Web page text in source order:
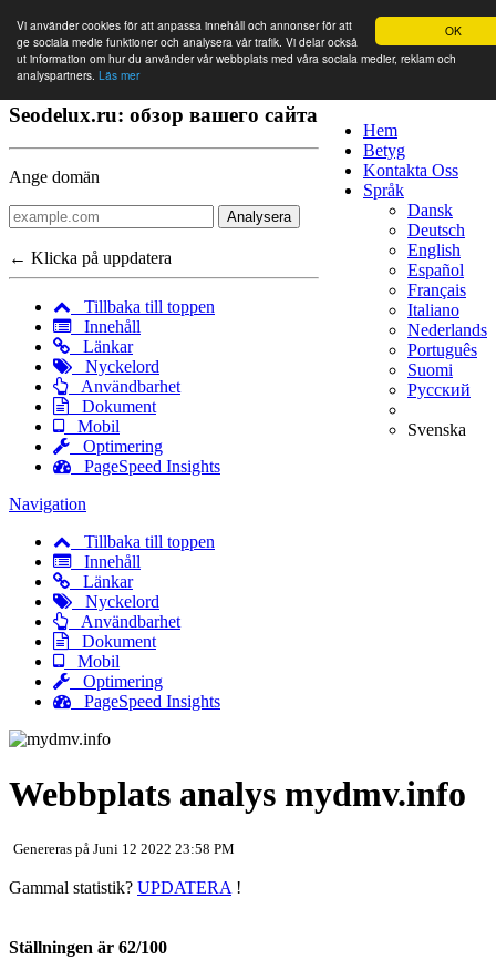
OK
Vi använder cookies för att anpassa innehåll och annonser för att
ge sociala medie funktioner och analysera vår trafik. Vi delar också
ut information om hur du använder vår webbplats med våra sociala medier, reklam och
analyspartners. Läs mer
Hem
Betyg
Kontakta Oss
Språk
Dansk
Deutsch
English
Español
Français
Italiano
Nederlands
Português
Suomi
Русский
Svenska
Seodelux.ru: обзор вашего сайта
Ange domän
Analysera
← Klicka på uppdatera
Tillbaka till toppen
Innehåll
Länkar
Nyckelord
Användbarhet
Dokument
Mobil
Optimering
PageSpeed Insights
Navigation
Tillbaka till toppen
Innehåll
Länkar
Nyckelord
Användbarhet
Dokument
Mobil
Optimering
PageSpeed Insights
Webbplats analys mydmv.info
Genereras på Juni 12 2022 23:58 PM
Gammal statistik? UPDATERA !
Ställningen är 62/100